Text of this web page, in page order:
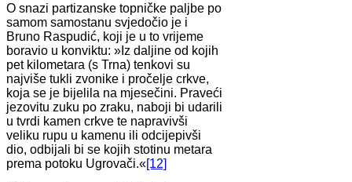
O snazi partizanske topničke paljbe po
samom samostanu svjedočio je i
Bruno Raspudić, koji je u to vrijeme
boravio u konviktu: »Iz daljine od kojih
pet kilometara (s Trna) tenkovi su
najviše tukli zvonike i pročelje crkve,
koja se je bijelila na mjesečini. Praveći
jezovitu zuku po zraku, naboji bi udarili
u tvrdi kamen crkve te napravivši
veliku rupu u kamenu ili odcijepivši
dio, odbijali bi se kojih stotinu metara
prema potoku Ugrovači.«[12]